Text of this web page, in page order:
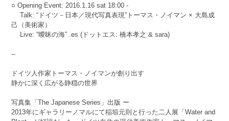
○ Opening Event: 2016.1.16 sat 18:00 -
Talk: “ドイツ－日本／現代写真表現”トーマス・ノイマン × 大島成
己（美術家）
Live: “曖昧の海” .es (ドットエス: 橋本孝之 & sara)
--
ドイツ人作家トーマス・ノイマンが創り出す
静かに深く広がる静穏の世界
写真集「The Japanese Series」出版 ー
2013年にギャラリーノマルにて稲垣元則と行った二人展「Water and